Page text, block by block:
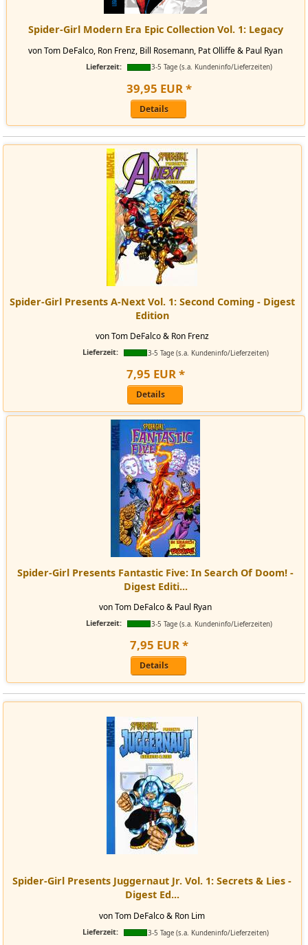
Spider-Girl Modern Era Epic Collection Vol. 1: Legacy
von Tom DeFalco, Ron Frenz, Bill Rosemann, Pat Olliffe & Paul Ryan
Lieferzeit: 3-5 Tage (s.a. Kundeninfo/Lieferzeiten)
39,95 EUR*
Details
Spider-Girl Presents A-Next Vol. 1: Second Coming - Digest
Edition
von Tom DeFalco & Ron Frenz
Lieferzeit: 3-5 Tage (s.a. Kundeninfo/Lieferzeiten)
7,95 EUR*
Details
Spider-Girl Presents Fantastic Five: In Search Of Doom! -
Digest Editi...
von Tom DeFalco & Paul Ryan
Lieferzeit: 3-5 Tage (s.a. Kundeninfo/Lieferzeiten)
7,95 EUR*
Details
Spider-Girl Presents Juggernaut Jr. Vol. 1: Secrets & Lies -
Digest Ed...
von Tom DeFalco & Ron Lim
Lieferzeit: 3-5 Tage (s.a. Kundeninfo/Lieferzeiten)